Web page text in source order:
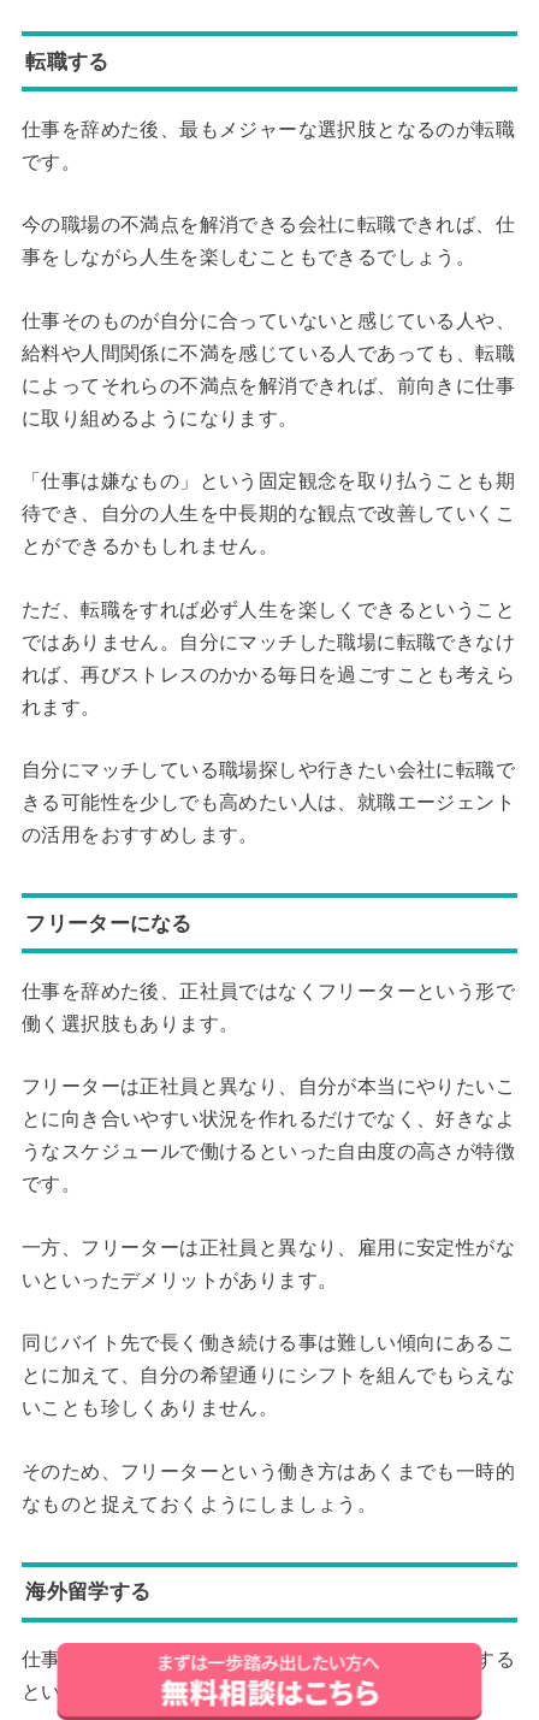
転職する
仕事を辞めた後、最もメジャーな選択肢となるのが転職
です。
今の職場の不満点を解消できる会社に転職できれば、仕
事をしながら人生を楽しむこともできるでしょう。
仕事そのものが自分に合っていないと感じている人や、
給料や人間関係に不満を感じている人であっても、転職
によってそれらの不満点を解消できれば、前向きに仕事
に取り組めるようになります。
「仕事は嫌なもの」という固定観念を取り払うことも期
待でき、自分の人生を中長期的な観点で改善していくこ
とができるかもしれません。
ただ、転職をすれば必ず人生を楽しくできるということ
ではありません。自分にマッチした職場に転職できなけ
れば、再びストレスのかかる毎日を過ごすことも考えら
れます。
自分にマッチしている職場探しや行きたい会社に転職で
きる可能性を少しでも高めたい人は、就職エージェント
の活用をおすすめします。
フリーターになる
仕事を辞めた後、正社員ではなくフリーターという形で
働く選択肢もあります。
フリーターは正社員と異なり、自分が本当にやりたいこ
とに向き合いやすい状況を作れるだけでなく、好きなよ
うなスケジュールで働けるといった自由度の高さが特徴
です。
一方、フリーターは正社員と異なり、雇用に安定性がな
いといったデメリットがあります。
同じバイト先で長く働き続ける事は難しい傾向にあるこ
とに加えて、自分の希望通りにシフトを組んでもらえな
いことも珍しくありません。
そのため、フリーターという働き方はあくまでも一時的
なものと捉えておくようにしましょう。
海外留学する
仕事を辞めて自由に使える時間を活用し、海外留学する
という選択肢も挙げられます。